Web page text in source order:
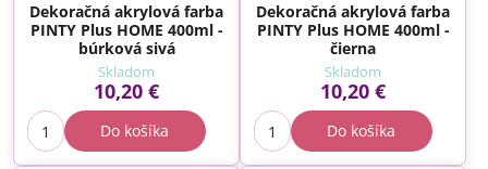
Dekoračná akrylová farba
PINTY Plus HOME 400ml -
búrková sivá
Skladom
10,20 €
Do košíka
Dekoračná akrylová farba
PINTY Plus HOME 400ml -
čierna
Skladom
10,20 €
Do košíka